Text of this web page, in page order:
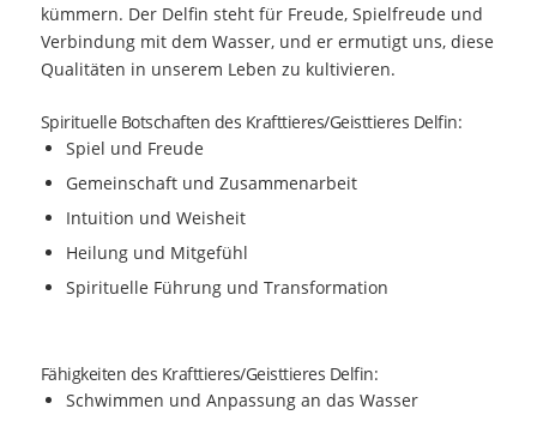
kümmern. Der Delfin steht für Freude, Spielfreude und
Verbindung mit dem Wasser, und er ermutigt uns, diese
Qualitäten in unserem Leben zu kultivieren.
Spirituelle Botschaften des Krafttieres/Geisttieres Delfin:
Spiel und Freude
Gemeinschaft und Zusammenarbeit
Intuition und Weisheit
Heilung und Mitgefühl
Spirituelle Führung und Transformation
Fähigkeiten des Krafttieres/Geisttieres Delfin:
Schwimmen und Anpassung an das Wasser